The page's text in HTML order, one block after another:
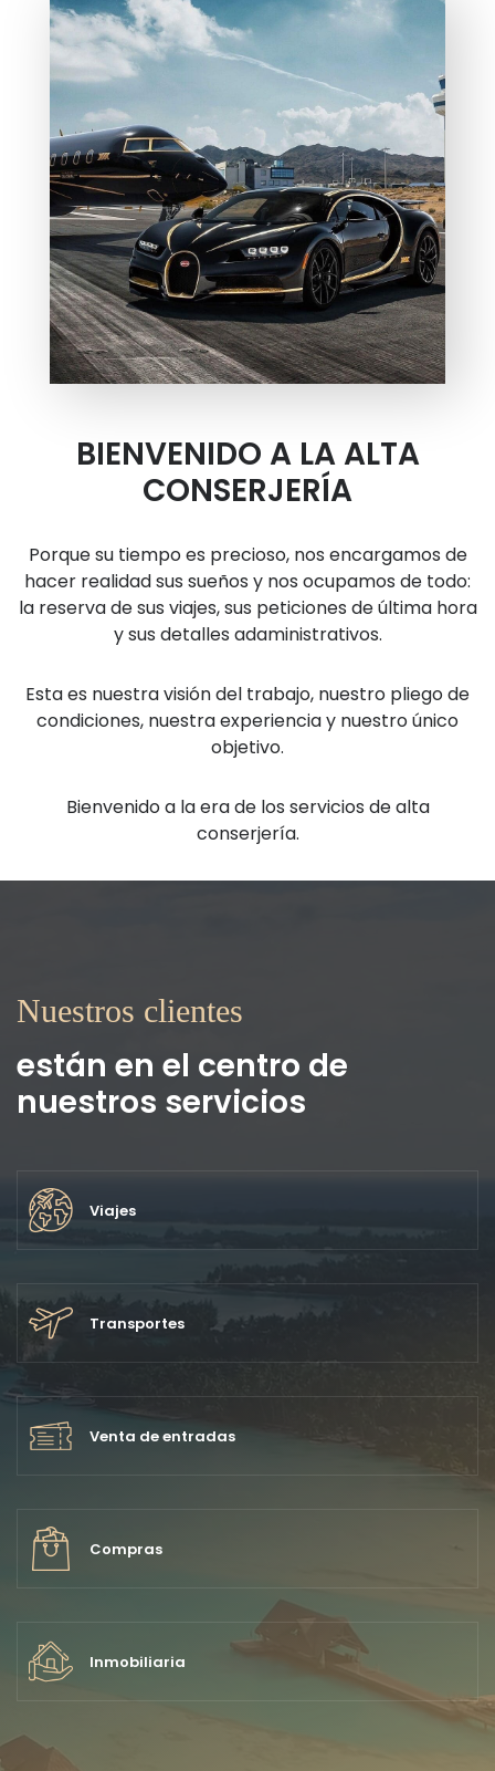
BIENVENIDO A LA ALTA
CONSERJERÍA
Porque su tiempo es precioso, nos encargamos de
hacer realidad sus sueños y nos ocupamos de todo:
la reserva de sus viajes, sus peticiones de última hora
y sus detalles adaministrativos.
Esta es nuestra visión del trabajo, nuestro pliego de
condiciones, nuestra experiencia y nuestro único
objetivo.
Bienvenido a la era de los servicios de alta
conserjería.
Nuestros clientes
están en el centro de
nuestros servicios
Viajes
Transportes
Venta de entradas
Compras
Inmobiliaria